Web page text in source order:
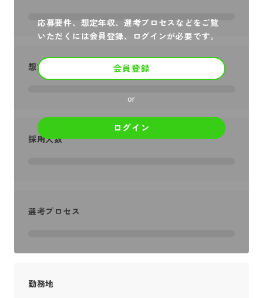
応募要件、想定年収、選考プロセスなどをご覧
いただくには会員登録、ログインが必要です。
会員登録
or
ログイン
想定年収
採用人数
選考プロセス
勤務地